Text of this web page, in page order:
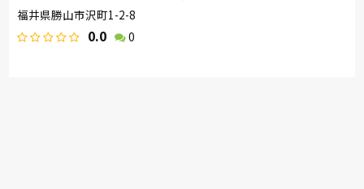
福井県勝山市沢町1-2-8
0.0 0